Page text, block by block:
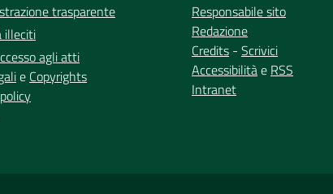
trasparente
illeciti
agli atti
e Copyrights
Responsabile sito
Redazione
Credits - Scrivici
Accessibilitàe RSS
Intranet